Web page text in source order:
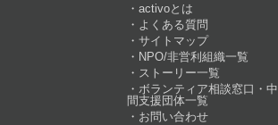
activoとは
よくある質問
サイトマップ
NPO/非営利組織一覧
ストーリー一覧
ボランティア相談窓口・中
間支援団体一覧
お問い合わせ